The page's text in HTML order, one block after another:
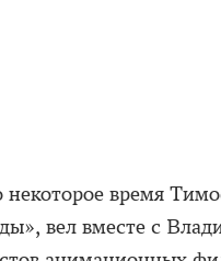
время
вел вместе с